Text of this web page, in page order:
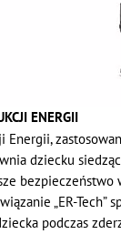
ENERGII
Energii,
dziecku
bezpieczeństwo
„ER-Tech”
podczas